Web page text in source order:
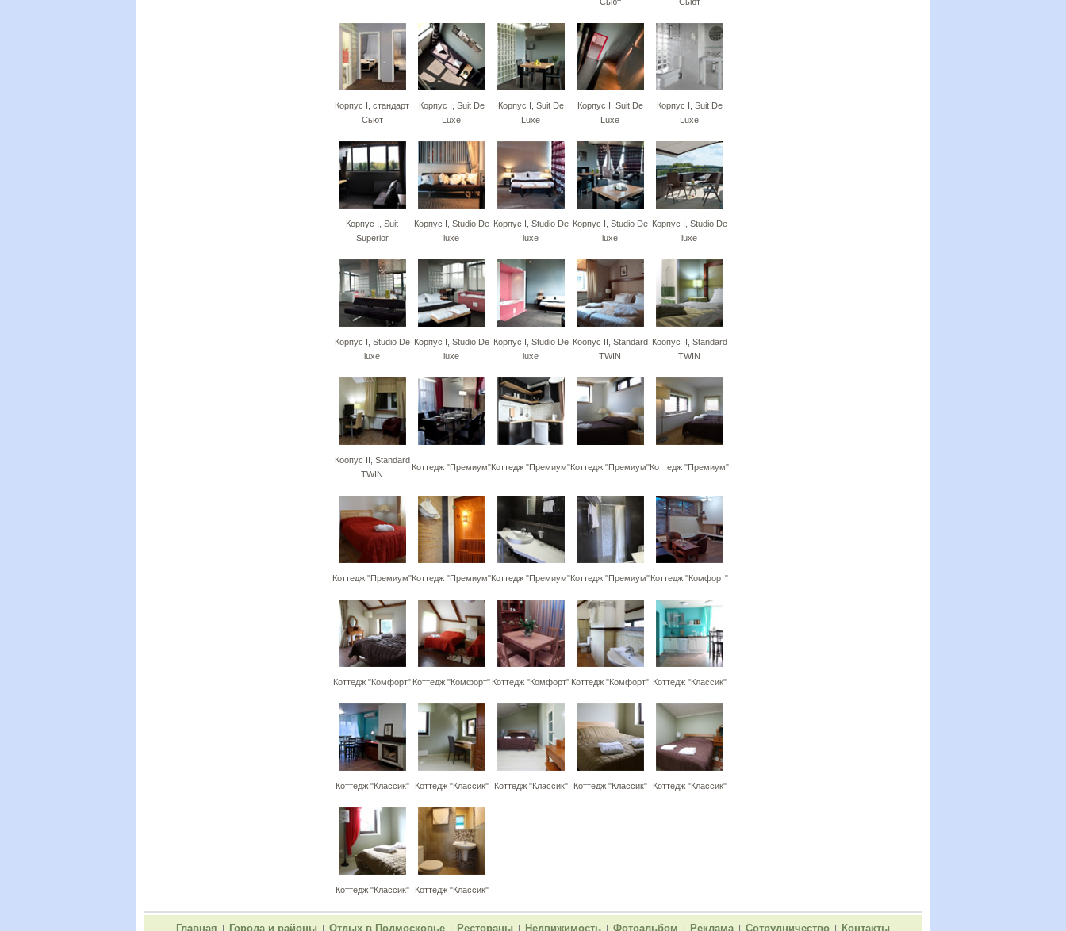
Корпус I, стандарт
Сьют
Корпус I, Suit De
Luxe
Корпус I, Suit De
Luxe
Корпус I, Suit De
Luxe
Корпус I, Suit De
Luxe
Корпус I, Suit
Superior
Корпус I, Studio De
luxe
Корпус I, Studio De
luxe
Корпус I, Studio De
luxe
Корпус I, Studio De
luxe
Корпус I, Studio De
luxe
Корпус I, Studio De
luxe
Корпус I, Studio De
luxe
Коопус II, Standard
TWIN
Коопус II, Standard
TWIN
Коопус II, Standard
TWIN
Коттедж "Премиум"Коттедж "Премиум"Коттедж "Премиум"Коттедж "Премиум"
Коттедж "Премиум"Коттедж "Премиум"Коттедж "Премиум"Коттедж "Премиум"Коттедж "Комфорт"
Коттедж "Комфорт" Коттедж "Комфорт" Коттедж "Комфорт" Коттедж "Комфорт" Коттедж "Классик"
Коттедж "Классик" Коттедж "Классик" Коттедж "Классик" Коттедж "Классик" Коттедж "Классик"
Коттедж "Классик" Коттедж "Классик"
Главная Города и районы Отдых в Подмосковье Рестораны Недвижимость Фотоальбом Реклама Сотрудничество Контакты